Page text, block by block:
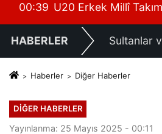
U20 Erkekler Avrupa
00:38 FIVB Plaj Voleybolu
HABERLER Sultanlar
Haberler Diğer Haberler
DIĞER HABERLER
Yayınlanma: 25 Mayıs 2025 - 00:11